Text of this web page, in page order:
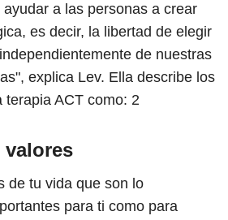
a las personas a crear
es decir, la libertad de elegir
de nuestras
explica Lev. Ella describe los
terapia ACT como: 2
de tu vida que son lo
para ti como para